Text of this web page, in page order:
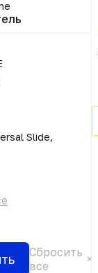
Slide,
Сбросить
все